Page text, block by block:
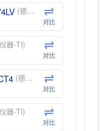
(德州仪器-TI)
对比
器-TI)
对比
(德州仪器-TI)
对比
器-TI)
对比